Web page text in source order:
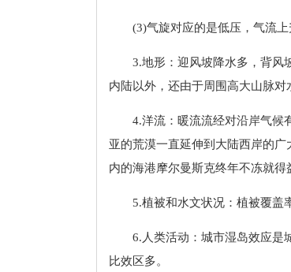
(3)气旋对应的是低压，气流
3.地形：迎风坡降水多，背风
内陆以外，还由于周围高大山脉对
4.洋流：暖流流经对沿岸气候
亚的荒漠一直延伸到大陆西岸的
内的海港摩尔曼斯克终年不冻就得
5.植被和水文状况：植被覆盖
6.人类活动：城市湿岛效应是
比效区多。